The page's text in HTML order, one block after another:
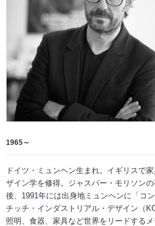
1965～
ドイツ・ミュンヘン生まれ。イギリスで
ザイン学を修得。ジャスパー・モリソン
後、1991年には出身地ミュンヘンに「コ
チッチ・インダストリアル・デザイン（
照明、食器、家具など世界をリードする